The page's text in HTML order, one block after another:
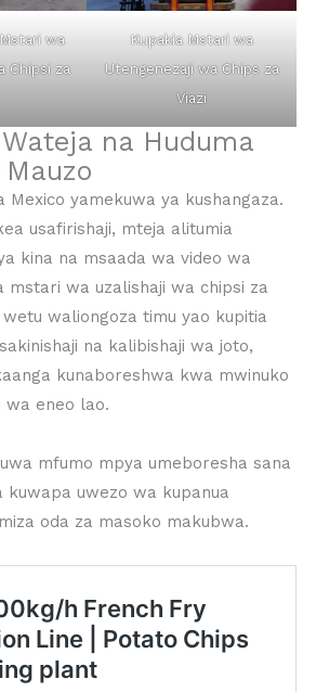
wa
Chipsi za
Kupakia Mstari wa
Utengenezaji wa Chips za
Viazi
na Huduma
Mexico yamekuwa ya kushangaza.
usafirishaji, mteja alitumia
kina na msaada wa video wa
mstari wa uzalishaji wa chipsi za
wetu waliongoza timu yao kupitia
na kalibishaji wa joto,
kunaboreshwa kwa mwinuko
wa eneo lao.
mfumo mpya umeboresha sana
kuwapa uwezo wa kupanua
oda za masoko makubwa.